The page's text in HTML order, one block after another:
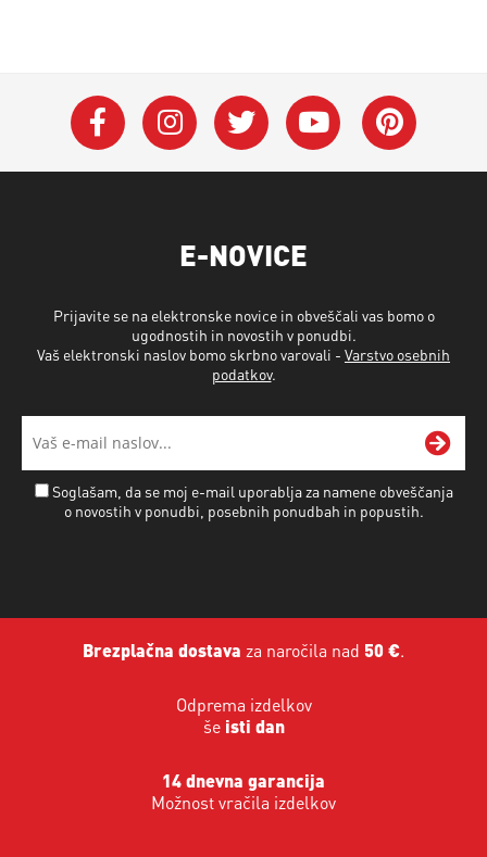
E-NOVICE
Prijavite se na elektronske novice in obveščali vas bomo o
ugodnostih in novostih v ponudbi.
Vaš elektronski naslov bomo skrbno varovali - Varstvo osebnih
podatkov.
Soglašam, da se moj e-mail uporablja za namene obveščanja
o novostih v ponudbi, posebnih ponudbah in popustih.
Brezplačna dostava za naročila nad 50 €.
Odprema izdelkov
še isti dan
14 dnevna garancija
Možnost vračila izdelkov